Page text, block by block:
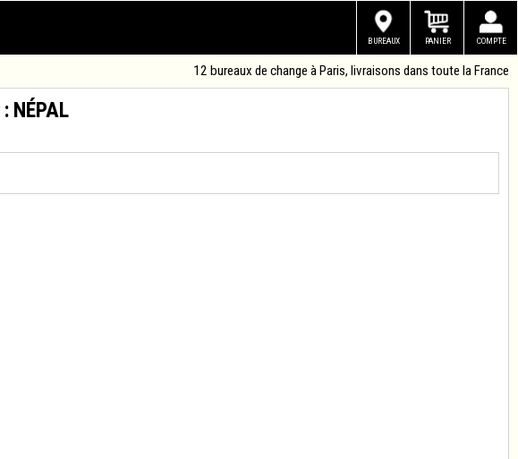
COMPTE
PANIER
BUREAUX
12 bureaux de change à Paris, livraisons dans toute la France
: NÉPAL